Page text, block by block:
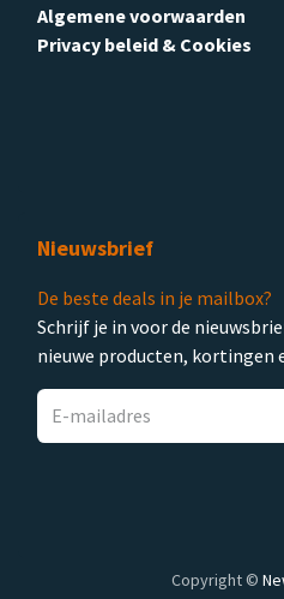
Algemene voorwaarden
Privacy beleid & Cookies
Nieuwsbrief
De beste deals in je mailbox?
Schrijf je in voor de
nieuwe producten, kortingen
Copyright ©